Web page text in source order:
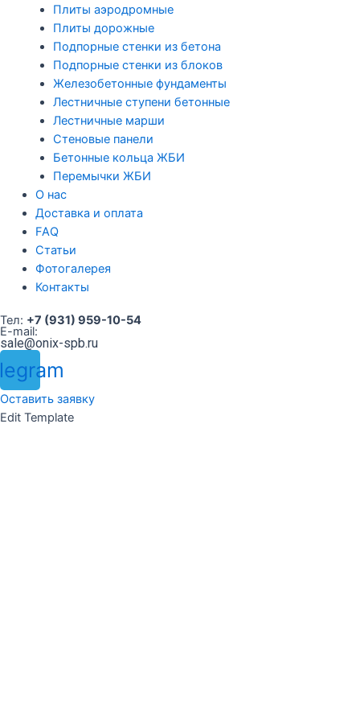
Плиты аэродромные
Плиты дорожные
Подпорные стенки из бетона
Подпорные стенки из блоков
Железобетонные фундаменты
Лестничные ступени бетонные
Лестничные марши
Стеновые панели
Бетонные кольца ЖБИ
Перемычки ЖБИ
О нас
Доставка и оплата
FAQ
Статьи
Фотогалерея
Контакты
Тел: +7 (931) 959-10-54
E-mail:
sale@onix-spb.ru
Оставить заявку
Edit Template